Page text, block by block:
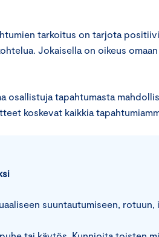
tarkoitus on tarjota
Jokaisella on oikeus
osallistuja tapahtumasta
koskevat kaikkia
suuntautumiseen,